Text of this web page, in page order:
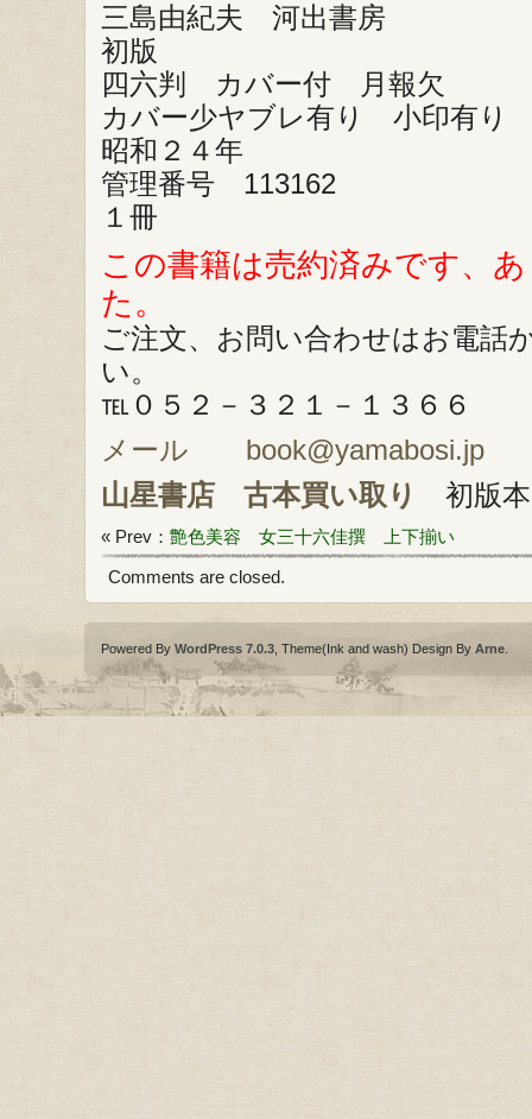
三島由紀夫 河出書房
初版
四六判 カバー付 月報欠
カバー少ヤブレ有り 小印有り
昭和２４年
管理番号 113162
１冊
この書籍は売約済みです、
た。
ご注文、お問い合わせはお電話
い。
℡０５２－３２１－１３６６
メール book@yamabosi.jp
山星書店
古本買い取り 初版本
« Prev： 艶色美容 女三十六佳撰 上下揃い
Comments are closed.
Powered By WordPress 7.0.3 , Theme(Ink and wash) Design By Arne